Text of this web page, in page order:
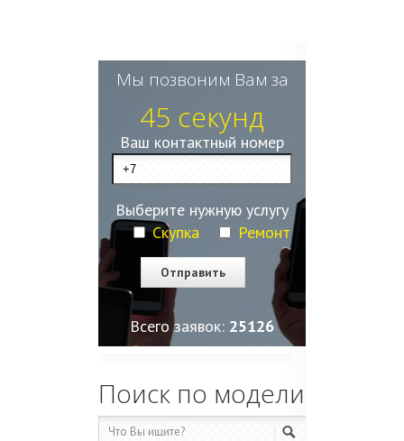
Мы позвоним Вам за
45 секунд
Ваш контактный номер
Выберите нужную услугу
Скупка
Ремонт
Всего заявок: 25129
Поиск по модели